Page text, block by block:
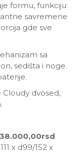
formu, funkciju
savremene
gde sve
sa
sedišta i noge.
dvosed,
x d99/152 x